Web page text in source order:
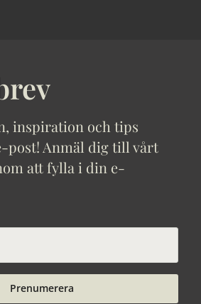
inspiration och tips
Anmäl dig till vårt
att fylla i din e-
Prenumerera